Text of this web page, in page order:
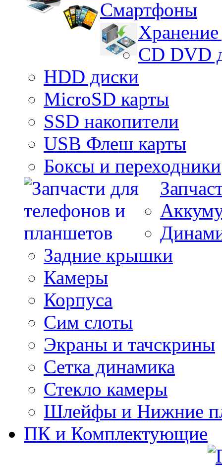
Смартфоны
CD DVD
HDD диски
MicroSD карты
SSD накопители
USB Флеш карты
Боксы и переходники
Задние крышки
Камеры
Корпуса
Сим слоты
Экраны и тачскрины
Сетка динамика
Стекло камеры
Шлейфы и Нижние
ПК и Комплектующие